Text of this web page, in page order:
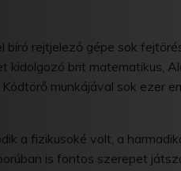
bíró rejtjelező gépe sok
kidolgozó brit matematikus,
munkájával sok ezer
a fizikusoké volt, a
is fontos szerepet